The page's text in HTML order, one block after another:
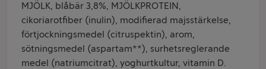
MJÖLK, blåbär 3,8%, MJÖLKPROTEIN,
cikoriarotfiber (inulin), modifierad majsstärkelse,
förtjockningsmedel (citruspektin), arom,
sötningsmedel (aspartam**), surhetsreglerande
medel (natriumcitrat), yoghurtkultur, vitamin D.